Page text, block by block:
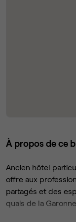
À propos de ce
Ancien hôtel
offre aux
partagés et des
quais de la